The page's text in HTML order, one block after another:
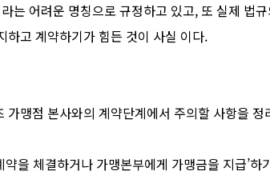
는 어려운 명칭으로 규정하고 있고, 또 실제 법
하고 계약하기가 힘든 것이 사실 이다.
가맹점 본사와의 계약단계에서 주의할 사항을 정
을 체결하거나 가맹본부에게 가맹금을 지급’하